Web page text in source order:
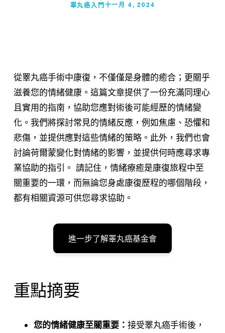
睪丸癌入門十一月 4, 2024
從睪丸癌手術中康復，不僅僅是身體的癒合；更關乎
滋養您的情緒健康。這篇文章提供了一份充滿同理心
且實用的指南，協助您應對術後可能經歷的情緒變
化。我們將探討常見的情緒反應，例如焦慮、恐懼和
悲傷，並提供應對這些情緒的策略。此外，我們也會
討論荷爾蒙變化對情緒的影響，並提供何時應尋求專
業協助的指引。 請記住，情緒療癒是康復旅程中至
關重要的一環，而無論您身處康復歷程的哪個階段，
都有相關資源可供您尋求協助。
進一步了解睪丸癌基金會
重點摘要
您的情緒健康至關重要： 接受睪丸癌手術後，